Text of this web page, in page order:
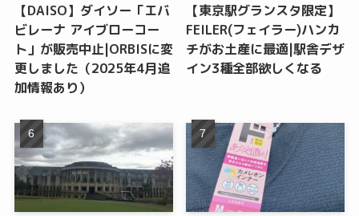
【DAISO】ダイソー「エバ
ビレーナ アイブローコー
ト」が販売中止|ORBISに変
更しました（2025年4月追
加情報あり）
【東京駅グランスタ限定】
FEILER(フェイラー)ハンカ
チがお土産に最適|駅舎デザ
イン3種全部欲しくなる